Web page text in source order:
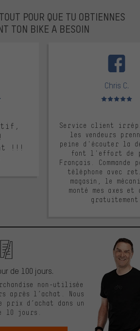
POUR QUE TU OBTIENNES
TON BIKE A BESOIN
: 5 sur 5
!!!
Chris C.
Note moyenne :
Service client
les vendeurs
peine d'écouter la
font l'effort de
Français. Commande
téléphone avec
magasin, le
monté mes axes et
de 100 jours.
non-utilisée
après l’achat. Nous
prix d’achat dans un
10 jours.